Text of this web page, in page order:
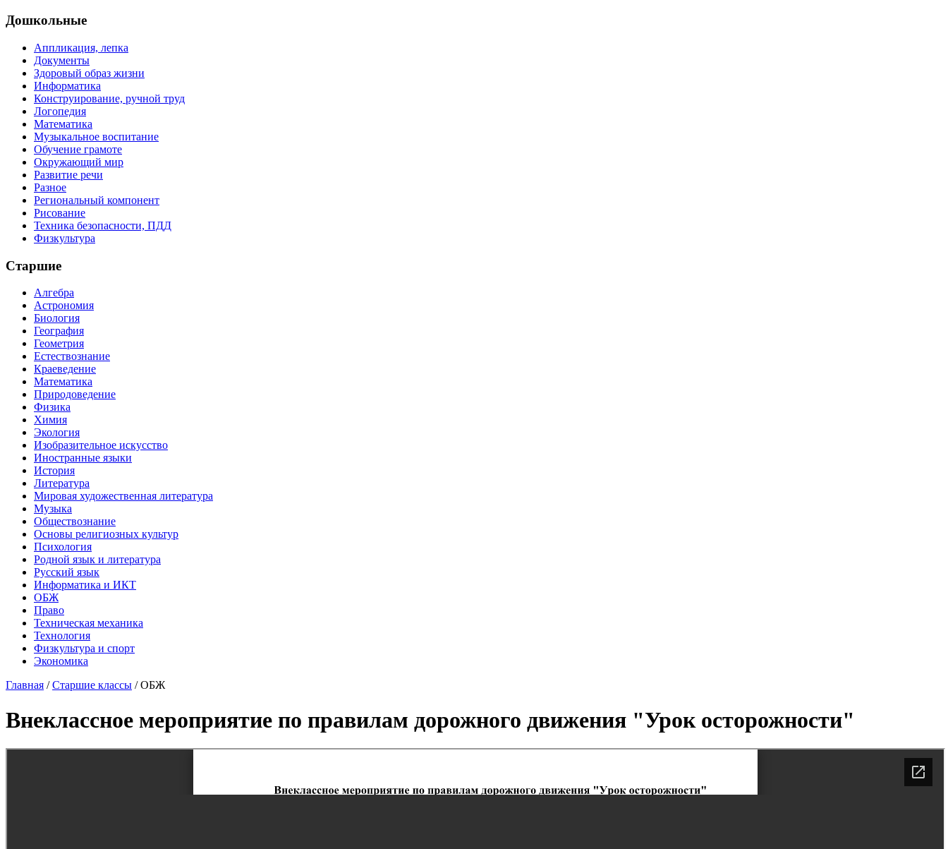
Дошкольные
Аппликация, лепка
Документы
Здоровый образ жизни
Информатика
Конструирование, ручной труд
Логопедия
Математика
Музыкальное воспитание
Обучение грамоте
Окружающий мир
Развитие речи
Разное
Региональный компонент
Рисование
Техника безопасности, ПДД
Физкультура
Старшие
Алгебра
Астрономия
Биология
География
Геометрия
Естествознание
Краеведение
Математика
Природоведение
Физика
Химия
Экология
Изобразительное искусство
Иностранные языки
История
Литература
Мировая художественная литература
Музыка
Обществознание
Основы религиозных культур
Психология
Родной язык и литература
Русский язык
Информатика и ИКТ
ОБЖ
Право
Техническая механика
Технология
Физкультура и спорт
Экономика
Главная /Старшие классы /ОБЖ
Внеклассное мероприятие по правилам дорожного движения "Урок осторожности"